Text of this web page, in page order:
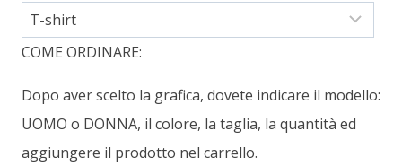
COME ORDINARE:
Dopo aver scelto la grafica, dovete indicare il modello:
UOMO o DONNA, il colore, la taglia, la quantità ed
aggiungere il prodotto nel carrello.